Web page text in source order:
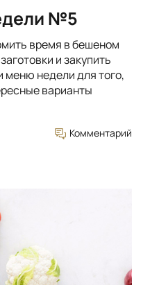
№5
время в бешеном
и закупить
меню недели для того,
варианты
Комментарий